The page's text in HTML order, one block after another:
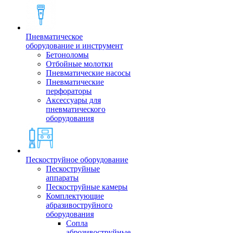
Пневматическое
оборудование и инструмент
Бетоноломы
Отбойные молотки
Пневматические насосы
Пневматические
перфораторы
Аксессуары для
пневматического
оборудования
Пескоструйное оборудование
Пескоструйные
аппараты
Пескоструйные камеры
Комплектующие
абразивоструйного
оборудования
Сопла